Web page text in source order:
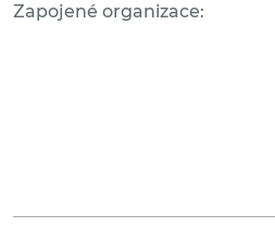
Zapojené organizace: